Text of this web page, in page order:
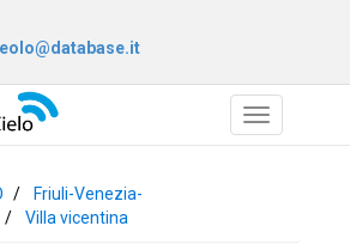
eolo@database.it
Friuli-Venezia-
Villa vicentina